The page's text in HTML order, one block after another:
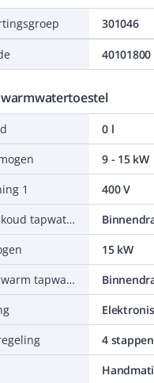
301046
40101800
0 l
9 - 15 kW
1
400 V
Aansluiting koud tapwater
15 kW
Aansluiting warm tapwater
4 stappen